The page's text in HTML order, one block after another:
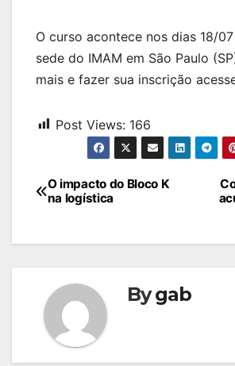
O curso acontece nos dias 18/
sede do IMAM em São Paulo
mais e fazer sua inscrição
Post Views: 166
Navegação
de
O impacto do Bloco K
na logística
Bygab